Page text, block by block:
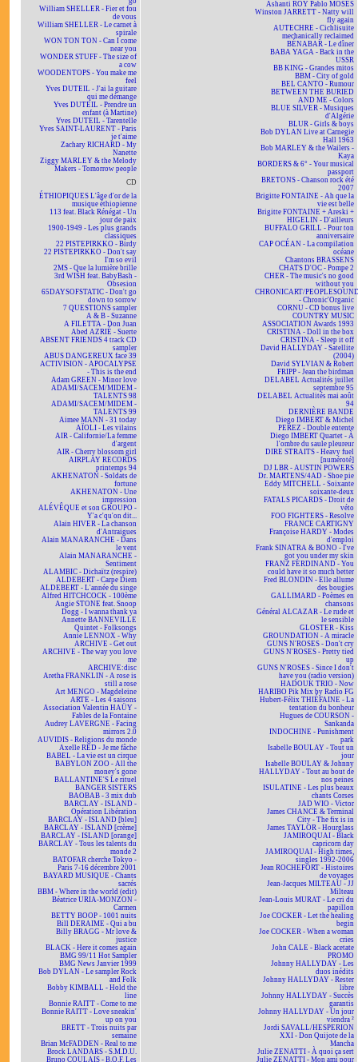
William SHELLER - Fier et fou
de vous
William SHELLER - Le carnet à
spirale
WON TON TON - Can I come
near you
WONDER STUFF - The size of
a cow
WOODENTOPS - You make me
feel
Yves DUTEIL - J'ai la guitare
qui me démange
Yves DUTEIL - Prendre un
enfant (à Martine)
Yves DUTEIL - Tarentelle
Yves SAINT-LAURENT - Paris
je t'aime
Zachary RICHARD - My
Nanette
Ziggy MARLEY & the Melody
Makers - Tomorrow people
CD
ÉTHIOPIQUES L'âge d'or de la
musique éthiopienne
113 feat. Black Rénégat - Un
jour de paix
1900-1949 - Les plus grands
classiques
22 PISTEPIRKKO - Birdy
22 PISTEPIRKKO - Don't say
I'm so evil
2MS - Que la lumière brille
3rd WISH feat. BabyBash -
Obsesion
65DAYSOFSTATIC - Don't go
down to sorrow
7 QUESTIONS sampler
A & B - Suzanne
A FILETTA - Don Juan
Abed AZRIÉ - Suerte
ABSENT FRIENDS 4 track CD
sampler
ABUS DANGEREUX face 39
ACTIVISION - APOCALYPSE
- This is the end
Adam GREEN - Minor love
ADAMI/SACEM/MIDEM -
TALENTS 98
ADAMI/SACEM/MIDEM -
TALENTS 99
Aimee MANN - 31 today
AÏOLI - Les vilains
AIR - Californie/La femme
d'argent
AIR - Cherry blossom girl
AIRPLAY RECORDS
printemps 94
AKHENATON - Soldats de
fortune
AKHENATON - Une
impression
ALÉVÊQUE et son GROUPO -
Y'a c'qu'on dit...
Alain HIVER - La chanson
d'Antraigues
Alain MANARANCHE - Dans
le vent
Alain MANARANCHE -
Sentiment
ALAMBIC - Dichaïtz (respire)
ALDEBERT - Carpe Diem
ALDEBERT - L'année du singe
Alfred HITCHCOCK - 100ème
Angie STONE feat. Snoop
Dogg - I wanna thank ya
Annette BANNEVILLE
Quintet - Folksongs
Annie LENNOX - Why
ARCHIVE - Get out
ARCHIVE - The way you love
me
ARCHIVE:disc
Aretha FRANKLIN - A rose is
still a rose
Art MENGO - Magdeleine
ARTE - Les 4 saisons
Association Valentin HAÜY -
Fables de la Fontaine
Audrey LAVERGNE - Facing
mirrors 2.0
AUVIDIS - Religions du monde
Axelle RED - Je me fâche
BABEL - La vie est un cirque
BABYLON ZOO - All the
money's gone
BALLANTINE'S Le rituel
BANGER SISTERS
BAOBAB - 3 mix dub
BARCLAY - ISLAND -
Opération Libération
BARCLAY - ISLAND [bleu]
BARCLAY - ISLAND [crème]
BARCLAY - ISLAND [orange]
BARCLAY - Tous les talents du
monde 2
BATOFAR cherche Tokyo -
Paris 7-16 décembre 2001
BAYARD MUSIQUE - Chants
sacrés
BBM - Where in the world (edit)
Béatrice URIA-MONZON -
Carmen
BETTY BOOP - 1001 nuits
Bill DERAIME - Qui a bu
Billy BRAGG - Mr love &
justice
BLACK - Here it comes again
BMG 99/11 Hot Sampler
BMG News Janvier 1999
Bob DYLAN - Le sampler Rock
and Folk
Bobby KIMBALL - Hold the
line
Bonnie RAITT - Come to me
Bonnie RAITT - Love sneakin'
up on you
BRETT - Trois nuits par
semaine
Brian McFADDEN - Real to me
Brock LANDARS - S.M.D.U.
Bruno COULAIS - B.O.F. Les
Ashanti ROY Pablo MOSES
Winston JARRETT - Natty will
fly again
AUTECHRE - Cichlisuite
mechanically reclaimed
BÉNABAR - Le dîner
BABA YAGA - Back in the
USSR
BB KING - Grandes mitos
BBM - City of gold
BEL CANTO - Rumour
BETWEEN THE BURIED
AND ME - Colors
BLUE SILVER - Musiques
d'Algérie
BLUR - Girls & boys
Bob DYLAN Live at Carnegie
Hall 1963
Bob MARLEY & the Wailers -
Kaya
BORDERS & 6° - Your musical
passport
BRETONS - Chanson rock été
2007
Brigitte FONTAINE - Ah que la
vie est belle
Brigitte FONTAINE + Areski +
HIGELIN - D'ailleurs
BUFFALO GRILL - Pour ton
anniversaire
CAP OCÉAN - La compilation
océane
Chantons BRASSENS
CHATS D'OC - Pompe 2
CHER - The music's no good
without you
CHRONICART/
- Chronic'Organic
CORNU - CD bonus live
COUNTRY MUSIC
ASSOCIATION Awards 1993
CRISTINA - Doll in the box
CRISTINA - Sleep it off
David HALLYDAY - Satellite
(2004)
David SYLVIAN & Robert
FRIPP - Jean the birdman
DELABEL Actualités juillet
septembre 95
DELABEL Actualités mai août
94
DERNIÈRE BANDE
Diego IMBERT & Michel
PEREZ - Double entente
Diego IMBERT Quartet - À
l'ombre du saule pleureur
DIRE STRAITS - Heavy fuel
[numéroté]
DJ LBR - AUSTIN POWERS
Dr. MARTENS/4AD - Shoe pie
Eddy MITCHELL - Soixante
soixante-deux
FATALS PICARDS - Droit de
véto
FOO FIGHTERS - Resolve
FRANCE CARTIGNY
Françoise HARDY - Modes
d'emploi
Frank SINATRA & BONO - I've
got you under my skin
FRANZ FERDINAND - You
could have it so much better
Fred BLONDIN - Elle allume
des bougies
GALLIMARD - Poèmes en
chansons
Général ALCAZAR - Le rude et
le sensible
GLOSTER - Kiss
GROUNDATION - A miracle
GUNS N'ROSES - Don't cry
GUNS N'ROSES - Pretty tied
up
GUNS N'ROSES - Since I don't
have you (radio version)
HADOUK TRIO - Now
HARIBO Pik Mix by Radio FG
Hubert-Félix THIÉFAINE - La
tentation du bonheur
Hugues de COURSON -
Sankanda
INDOCHINE - Punishment
park
Isabelle BOULAY - Tout un
jour
Isabelle BOULAY & Johnny
HALLYDAY - Tout au bout de
nos peines
ISULATINE - Les plus beaux
chants Corses
JAD WIO - Victor
James CHANCE & Terminal
City - The fix is in
James TAYLOR - Hourglass
JAMIROQUAI - Black
capricorn day
JAMIROQUAI - High times,
singles 1992-2006
Jean ROCHEFORT - Histoires
de voyages
Jean-Jacques MILTEAU - JJ
Milteau
Jean-Louis MURAT - Le cri du
papillon
Joe COCKER - Let the healing
begin
Joe COCKER - When a woman
cries
John CALE - Black acetate
PROMO
Johnny HALLYDAY - Les
duos inédits
Johnny HALLYDAY - Rester
libre
Johnny HALLYDAY - Succès
garantis
Johnny HALLYDAY - Un jour
viendra ²
Jordi SAVALL/HESPERION
XXI - Don Quijote de la
Mancha
Julie ZENATTI - À quoi ça sert
Julie ZENATTI - Mon ami pour